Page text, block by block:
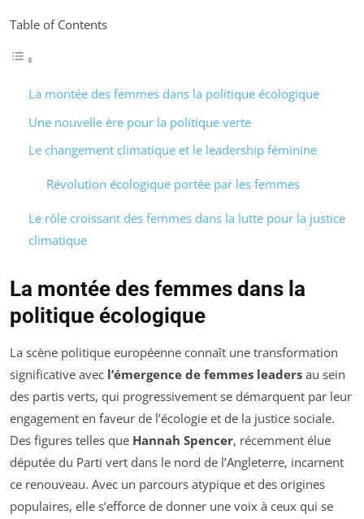
Table of Contents
La montée des femmes dans la politique écologique
Une nouvelle ère pour la politique verte
Le changement climatique et le leadership féminine
Révolution écologique portée par les femmes
Le rôle croissant des femmes dans la lutte pour la justice
climatique
La montée des femmes dans la
politique écologique
La scène politique européenne connaît une transformation
significative avec l’émergence de femmes leaders au sein
des partis verts, qui progressivement se démarquent par leur
engagement en faveur de l’écologie et de la justice sociale.
Des figures telles que Hannah Spencer, récemment élue
députée du Parti vert dans le nord de l’Angleterre, incarnent
ce renouveau. Avec un parcours atypique et des origines
populaires, elle s’efforce de donner une voix à ceux qui se